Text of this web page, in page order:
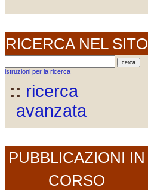
RICERCA NEL SITO
istruzioni per la ricerca
:: ricerca
avanzata
PUBBLICAZIONI IN
CORSO